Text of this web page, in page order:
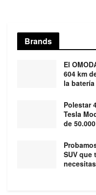
Brands
El
604 km
la
Polestar
Tesla
de
SUV que
necesitas